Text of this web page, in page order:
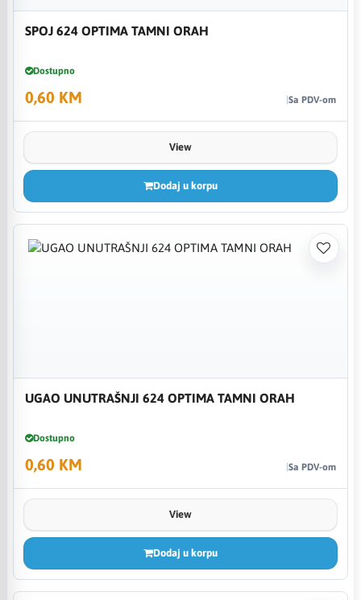
SPOJ 624 OPTIMA TAMNI ORAH
Dostupno
0,60 KM Sa PDV-om
View
Dodaj u korpu
UGAO UNUTRAŠNJI 624 OPTIMA TAMNI ORAH
Dostupno
0,60 KM Sa PDV-om
View
Dodaj u korpu